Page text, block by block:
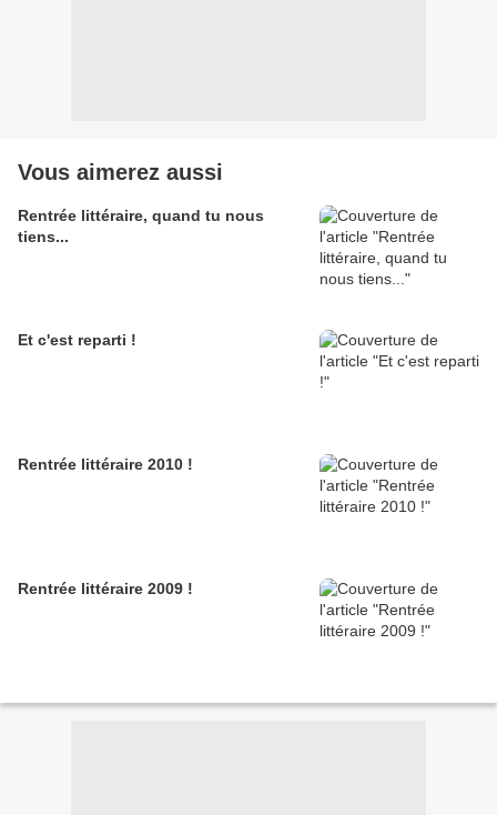
Vous aimerez aussi
Rentrée littéraire, quand tu nous
tiens...
Et c'est reparti !
Rentrée littéraire 2010 !
Rentrée littéraire 2009 !